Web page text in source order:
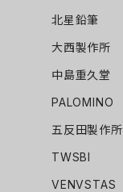
北星鉛筆
大西製作所
中島重久堂
PALOMINO
五反田製作所
TWSBI
VENVSTAS